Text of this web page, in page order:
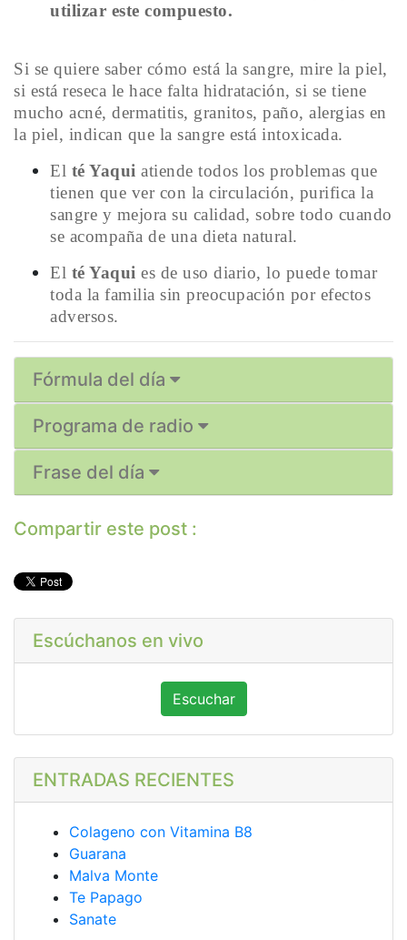
utilizar este compuesto.
Si se quiere saber cómo está la sangre, mire la piel,
si está reseca le hace falta hidratación, si se tiene
mucho acné, dermatitis, granitos, paño, alergias en
la piel, indican que la sangre está intoxicada.
El té Yaqui atiende todos los problemas que
tienen que ver con la circulación, purifica la
sangre y mejora su calidad, sobre todo cuando
se acompaña de una dieta natural.
El té Yaqui es de uso diario, lo puede tomar
toda la familia sin preocupación por efectos
adversos.
Fórmula del día
Programa de radio
Frase del día
Compartir este post :
Escúchanos en vivo
Escuchar
ENTRADAS RECIENTES
Colageno con Vitamina B8
Guarana
Malva Monte
Te Papago
Sanate